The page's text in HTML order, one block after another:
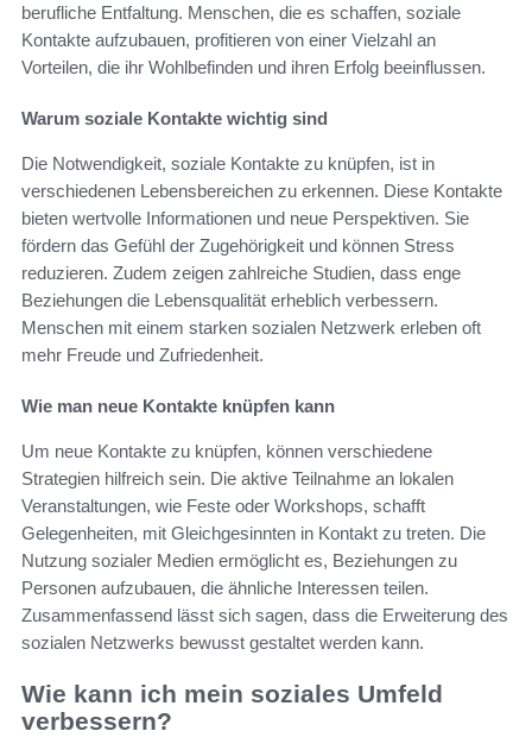
berufliche Entfaltung. Menschen, die es schaffen, soziale
Kontakte aufzubauen, profitieren von einer Vielzahl an
Vorteilen, die ihr Wohlbefinden und ihren Erfolg beeinflussen.
Warum soziale Kontakte wichtig sind
Die Notwendigkeit, soziale Kontakte zu knüpfen, ist in
verschiedenen Lebensbereichen zu erkennen. Diese Kontakte
bieten wertvolle Informationen und neue Perspektiven. Sie
fördern das Gefühl der Zugehörigkeit und können Stress
reduzieren. Zudem zeigen zahlreiche Studien, dass enge
Beziehungen die Lebensqualität erheblich verbessern.
Menschen mit einem starken sozialen Netzwerk erleben oft
mehr Freude und Zufriedenheit.
Wie man neue Kontakte knüpfen kann
Um neue Kontakte zu knüpfen, können verschiedene
Strategien hilfreich sein. Die aktive Teilnahme an lokalen
Veranstaltungen, wie Feste oder Workshops, schafft
Gelegenheiten, mit Gleichgesinnten in Kontakt zu treten. Die
Nutzung sozialer Medien ermöglicht es, Beziehungen zu
Personen aufzubauen, die ähnliche Interessen teilen.
Zusammenfassend lässt sich sagen, dass die Erweiterung des
sozialen Netzwerks bewusst gestaltet werden kann.
Wie kann ich mein soziales Umfeld
verbessern?